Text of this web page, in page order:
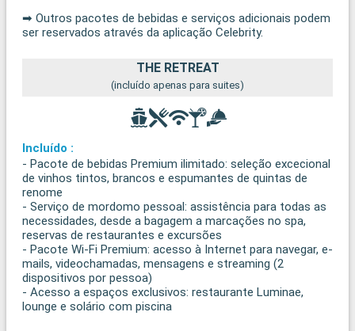
➡ Outros pacotes de bebidas e serviços adicionais podem
ser reservados através da aplicação Celebrity.
THE RETREAT
(incluído apenas para suites)
Incluído :
- Pacote de bebidas Premium ilimitado: seleção excecional
de vinhos tintos, brancos e espumantes de quintas de
renome
- Serviço de mordomo pessoal: assistência para todas as
necessidades, desde a bagagem a marcações no spa,
reservas de restaurantes e excursões
- Pacote Wi-Fi Premium: acesso à Internet para navegar, e-
mails, videochamadas, mensagens e streaming (2
dispositivos por pessoa)
- Acesso a espaços exclusivos: restaurante Luminae,
lounge e solário com piscina